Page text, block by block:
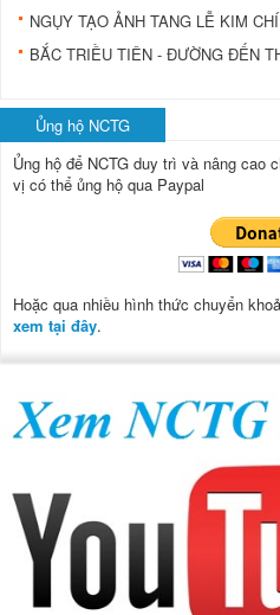
NGỤY TẠO ẢNH TANG LỄ KIM
BẮC TRIỀU TIÊN - ĐƯỜNG ĐẾN
Ủng hộ NCTG
Ủng hộ để NCTG duy trì và nâng cao
vị có thể ủng hộ qua Paypal
Hoặc qua nhiều hình thức chuyển
xem tại đây.